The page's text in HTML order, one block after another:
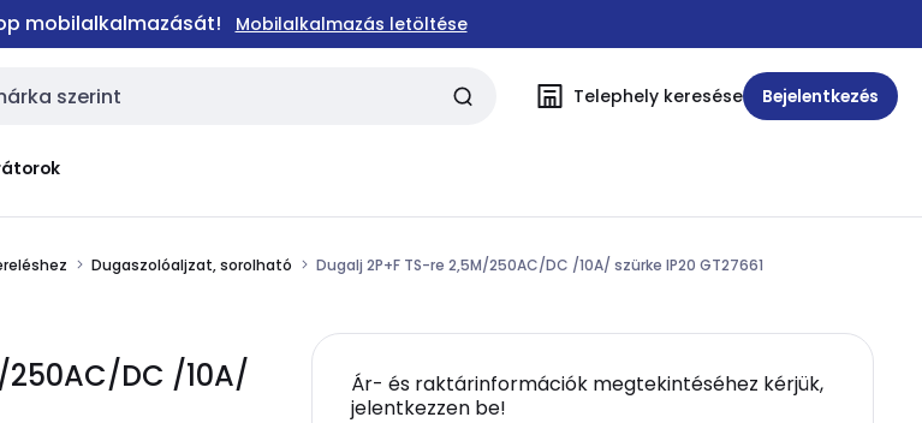
mobilalkalmazását! Mobilalkalmazás letöltése
Telephely keresése Bejelentkezés
Dugaszolóaljzat, sorolható Dugalj 2P+F TS-re 2,5M/250AC/DC /10A/ szürke IP20 GT27661
250AC/DC /10A/
Ár- és raktárinformációk megtekintéséhez kérjük,
jelentkezzen be!